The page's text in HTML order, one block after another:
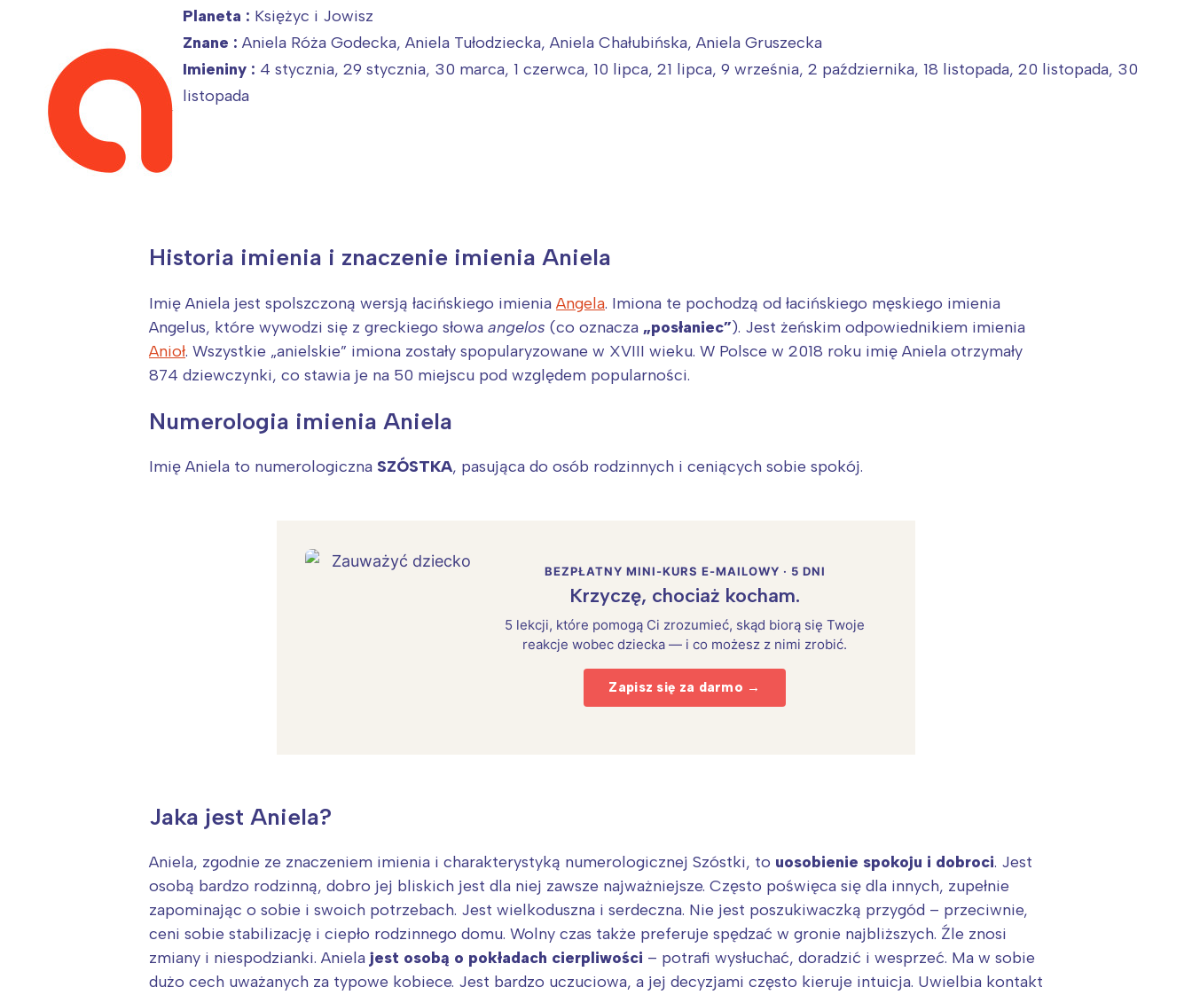
Planeta : Księżyc i Jowisz
Znane : Aniela Róża Godecka, Aniela Tułodziecka, Aniela Chałubińska, Aniela Gruszecka
Imieniny : 4 stycznia, 29 stycznia, 30 marca, 1 czerwca, 10 lipca, 21 lipca, 9 września, 2 października, 18 listopada, 20 listopada, 30
listopada
Historia imienia i znaczenie imienia Aniela
Imię Aniela jest spolszczoną wersją łacińskiego imienia Angela. Imiona te pochodzą od łacińskiego męskiego imienia
Angelus, które wywodzi się z greckiego słowa angelos (co oznacza „posłaniec”). Jest żeńskim odpowiednikiem imienia
Anioł. Wszystkie „anielskie” imiona zostały spopularyzowane w XVIII wieku. W Polsce w 2018 roku imię Aniela otrzymały
874 dziewczynki, co stawia je na 50 miejscu pod względem popularności.
Numerologia imienia Aniela
Imię Aniela to numerologiczna SZÓSTKA, pasująca do osób rodzinnych i ceniących sobie spokój.
BEZPŁATNY MINI-KURS E-MAILOWY · 5 DNI
Krzyczę, chociaż kocham.
5 lekcji, które pomogą Ci zrozumieć, skąd biorą się Twoje
reakcje wobec dziecka — i co możesz z nimi zrobić.
Zapisz się za darmo →
Jaka jest Aniela?
Aniela, zgodnie ze znaczeniem imienia i charakterystyką numerologicznej Szóstki, to uosobienie spokoju i dobroci. Jest
osobą bardzo rodzinną, dobro jej bliskich jest dla niej zawsze najważniejsze. Często poświęca się dla innych, zupełnie
zapominając o sobie i swoich potrzebach. Jest wielkoduszna i serdeczna. Nie jest poszukiwaczką przygód – przeciwnie,
ceni sobie stabilizację i ciepło rodzinnego domu. Wolny czas także preferuje spędzać w gronie najbliższych. Źle znosi
zmiany i niespodzianki. Aniela jest osobą o pokładach cierpliwości – potrafi wysłuchać, doradzić i wesprzeć. Ma w sobie
dużo cech uważanych za typowe kobiece. Jest bardzo uczuciowa, a jej decyzjami często kieruje intuicja. Uwielbia kontakt
Interesują mnie wydarzenia z tego regionu: